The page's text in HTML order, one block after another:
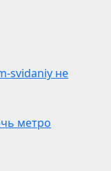
svidaniy не
метро